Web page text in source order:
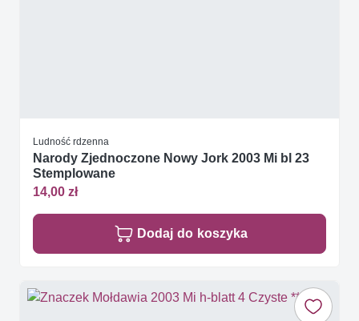
Ludność rdzenna
Narody Zjednoczone Nowy Jork 2003 Mi bl 23
Stemplowane
14,00 zł
Dodaj do koszyka